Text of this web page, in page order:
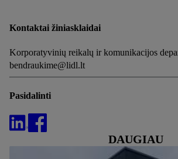
Kontaktai žiniasklaidai
Korporatyvinių reikalų ir komunikacijos
bendraukime@lidl.lt
Pasidalinti
DAUGIAU